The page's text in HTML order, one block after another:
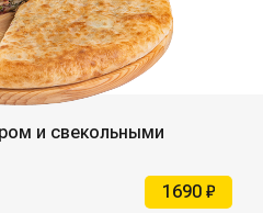
и свекольными
1690 ₽